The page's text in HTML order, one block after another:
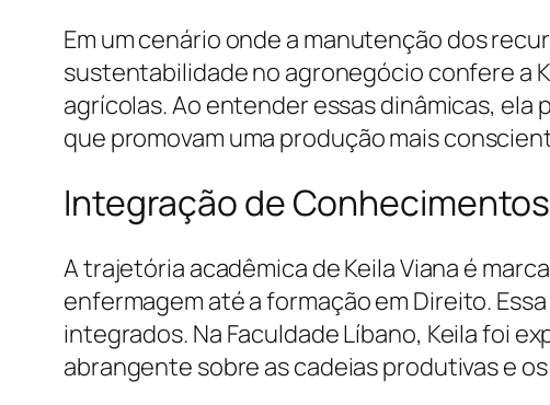
Em um cenário onde a manutenção dos
sustentabilidade no agronegócio confere a
agrícolas. Ao entender essas dinâmicas,
que promovam uma produção mais
Integração de
A trajetória acadêmica de Keila Viana é
enfermagem até a formação em Direito.
integrados. Na Faculdade Líbano, Keila foi
abrangente sobre as cadeias produtivas e